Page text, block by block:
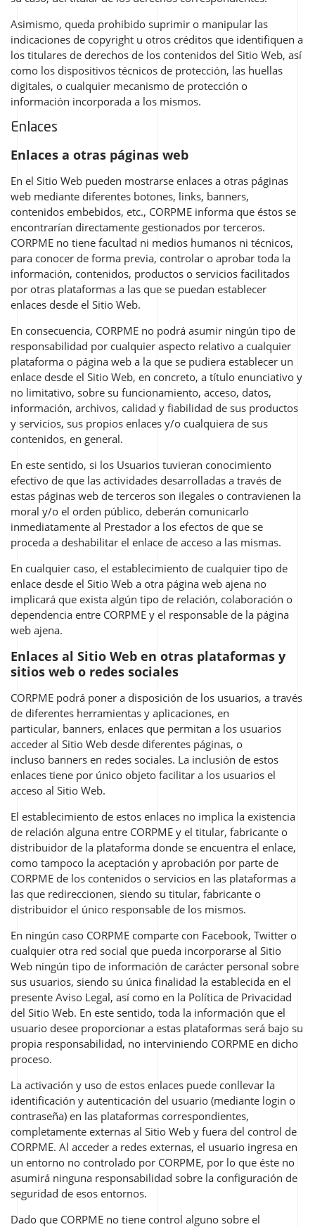
Asimismo, queda prohibido suprimir o manipular las
indicaciones de copyright u otros créditos que identifiquen a
los titulares de derechos de los contenidos del Sitio Web, así
como los dispositivos técnicos de protección, las huellas
digitales, o cualquier mecanismo de protección o
información incorporada a los mismos.
Enlaces
Enlaces a otras páginas web
En el Sitio Web pueden mostrarse enlaces a otras páginas
web mediante diferentes botones, links, banners,
contenidos embebidos, etc., CORPME informa que éstos se
encontrarían directamente gestionados por terceros.
CORPME no tiene facultad ni medios humanos ni técnicos,
para conocer de forma previa, controlar o aprobar toda la
información, contenidos, productos o servicios facilitados
por otras plataformas a las que se puedan establecer
enlaces desde el Sitio Web.
En consecuencia, CORPME no podrá asumir ningún tipo de
responsabilidad por cualquier aspecto relativo a cualquier
plataforma o página web a la que se pudiera establecer un
enlace desde el Sitio Web, en concreto, a título enunciativo y
no limitativo, sobre su funcionamiento, acceso, datos,
información, archivos, calidad y fiabilidad de sus productos
y servicios, sus propios enlaces y/o cualquiera de sus
contenidos, en general.
En este sentido, si los Usuarios tuvieran conocimiento
efectivo de que las actividades desarrolladas a través de
estas páginas web de terceros son ilegales o contravienen la
moral y/o el orden público, deberán comunicarlo
inmediatamente al Prestador a los efectos de que se
proceda a deshabilitar el enlace de acceso a las mismas.
En cualquier caso, el establecimiento de cualquier tipo de
enlace desde el Sitio Web a otra página web ajena no
implicará que exista algún tipo de relación, colaboración o
dependencia entre CORPME y el responsable de la página
web ajena.
Enlaces al Sitio Web en otras plataformas y
sitios web o redes sociales
CORPME podrá poner a disposición de los usuarios, a través
de diferentes herramientas y aplicaciones, en
particular, banners, enlaces que permitan a los usuarios
acceder al Sitio Web desde diferentes páginas, o
incluso banners en redes sociales. La inclusión de estos
enlaces tiene por único objeto facilitar a los usuarios el
acceso al Sitio Web.
El establecimiento de estos enlaces no implica la existencia
de relación alguna entre CORPME y el titular, fabricante o
distribuidor de la plataforma donde se encuentra el enlace,
como tampoco la aceptación y aprobación por parte de
CORPME de los contenidos o servicios en las plataformas a
las que redireccionen, siendo su titular, fabricante o
distribuidor el único responsable de los mismos.
En ningún caso CORPME comparte con Facebook, Twitter o
cualquier otra red social que pueda incorporarse al Sitio
Web ningún tipo de información de carácter personal sobre
sus usuarios, siendo su única finalidad la establecida en el
presente Aviso Legal, así como en la Política de Privacidad
del Sitio Web. En este sentido, toda la información que el
usuario desee proporcionar a estas plataformas será bajo su
propia responsabilidad, no interviniendo CORPME en dicho
proceso.
La activación y uso de estos enlaces puede conllevar la
identificación y autenticación del usuario (mediante login o
contraseña) en las plataformas correspondientes,
completamente externas al Sitio Web y fuera del control de
CORPME. Al acceder a redes externas, el usuario ingresa en
un entorno no controlado por CORPME, por lo que éste no
asumirá ninguna responsabilidad sobre la configuración de
seguridad de esos entornos.
Dado que CORPME no tiene control alguno sobre el